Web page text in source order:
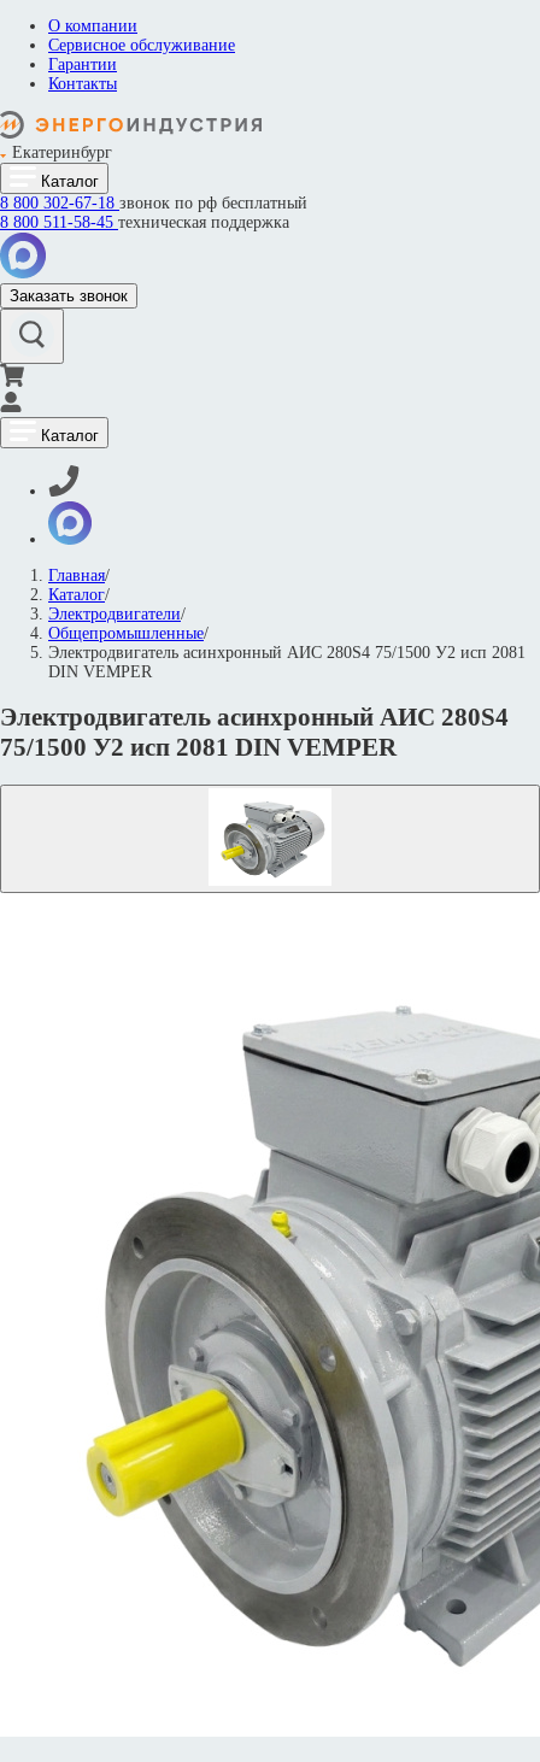
О компании
Сервисное обслуживание
Гарантии
Контакты
Екатеринбург
Каталог
8 800 302-67-18 звонок по рф бесплатный
8 800 511-58-45 техническая поддержка
Заказать звонок
Каталог
Главная/
Каталог/
Электродвигатели/
Общепромышленные/
Электродвигатель асинхронный АИС 280S4 75/1500 У2 исп 2081
DIN VEMPER
Электродвигатель асинхронный АИС 280S4
75/1500 У2 исп 2081 DIN VEMPER